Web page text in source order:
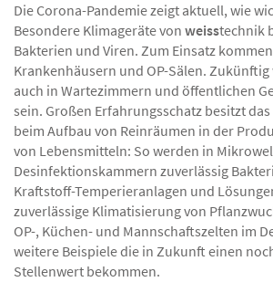
Die Corona-Pandemie zeigt aktuell, wie
Besondere Klimageräte von weisstechnik
Bakterien und Viren. Zum Einsatz
Krankenhäusern und OP-Sälen.
auch in Wartezimmern und öffentlichen
sein. Großen Erfahrungsschatz besitzt
beim Aufbau von Reinräumen in der
von Lebensmitteln: So werden in
Desinfektionskammern zuverlässig
Kraftstoff-Temperieranlagen und
zuverlässige Klimatisierung von
OP-, Küchen- und Mannschaftszelten im
weitere Beispiele die in Zukunft einen
Stellenwert bekommen.